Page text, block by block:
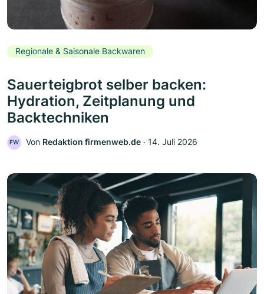
Regionale & Saisonale Backwaren
Sauerteigbrot selber backen:
Hydration, Zeitplanung und
Backtechniken
FW Von Redaktion firmenweb.de ‧ 14. Juli 2026